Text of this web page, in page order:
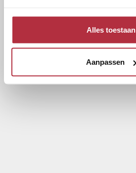
Alles toestaan
Aanpassen